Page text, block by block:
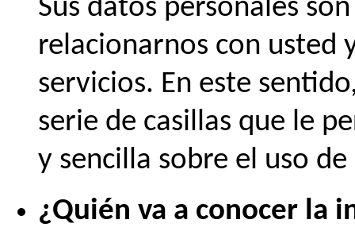
Sus datos personales
relacionarnos con usted
servicios. En este
serie de casillas que le
y sencilla sobre el uso
¿Quién va a conocer la